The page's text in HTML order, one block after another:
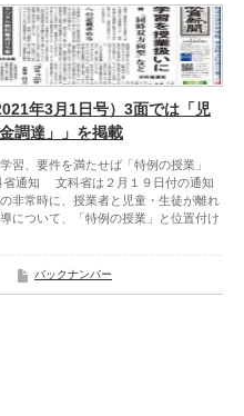
年3月1日号）3面では「児
調達」」を掲載
習、要件を満たせば「特例の授業」
通知 文科省は２月１９日付の通知
非常時に、授業者と児童・生徒が離れ
について、「特例の授業」と位置付け
バックナンバー